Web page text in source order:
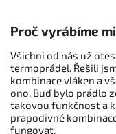
Proč vyrábíme
Všichni od nás už
termoprádel. Řešili
kombinace vláken a
ono. Buď bylo prádlo
takovou funkčnost a
prapodivné
fungovat.